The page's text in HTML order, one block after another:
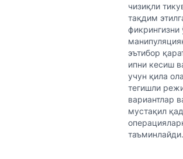
чизиқли
тақдим
эътибор
ипни кесиш
учун қила
тегишли
вариантлар
мустақил
таъминлайди.